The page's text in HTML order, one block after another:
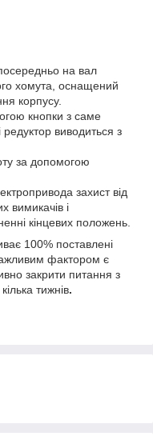
на вал
хомута, оснащений
корпусу.
кнопки з саме
виводиться з
за допомогою
захист від
вимикачів і
кінцевих положень.
100% поставлені
фактором є
закрити питання з
тижнів.